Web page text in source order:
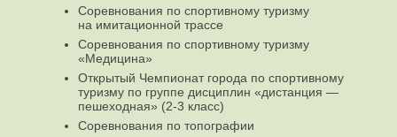
Соревнования по спортивному туризму
на имитационной трассе
Соревнования по спортивному туризму
«Медицина»
Открытый Чемпионат города по спортивному
туризму по группе дисциплин «дистанция —
пешеходная» (2-3 класс)
Соревнования по топографии